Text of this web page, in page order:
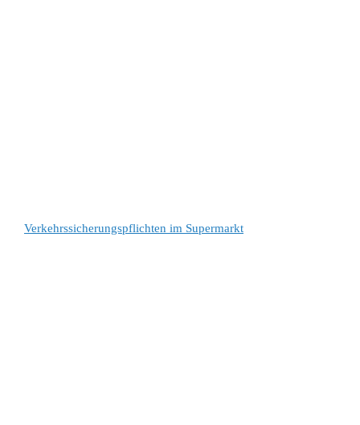
Verkehrssicherungspflichten im Supermarkt